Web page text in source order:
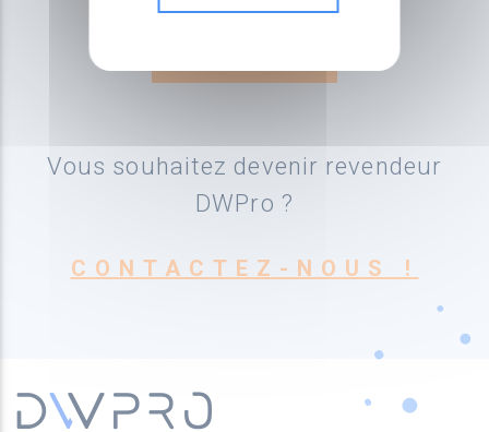
Vous souhaitez devenir revendeur
DWPro ?
CONTACTEZ-NOUS !